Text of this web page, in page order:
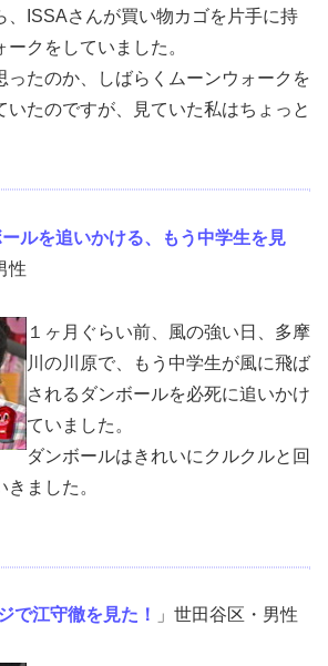
、ISSAさんが買い物カゴを片手に持
クをしていました。
ったのか、しばらくムーンウォークを
いたのですが、見ていた私はちょっと
ルを追いかける、もう中学生を見
性
１ヶ月ぐらい前、風の強い日、多摩
川の川原で、もう中学生が風に飛ば
されるダンボールを必死に追いかけ
ていました。
ダンボールはきれいにクルクルと回
ました。
で江守徹を見た！ 」世田谷区・男性